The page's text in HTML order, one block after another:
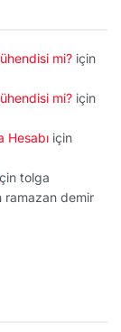
mi? için
mi? için
Hesabı için
tolga
ramazan demir